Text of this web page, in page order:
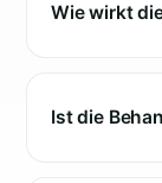
Wie wirkt
Ist die